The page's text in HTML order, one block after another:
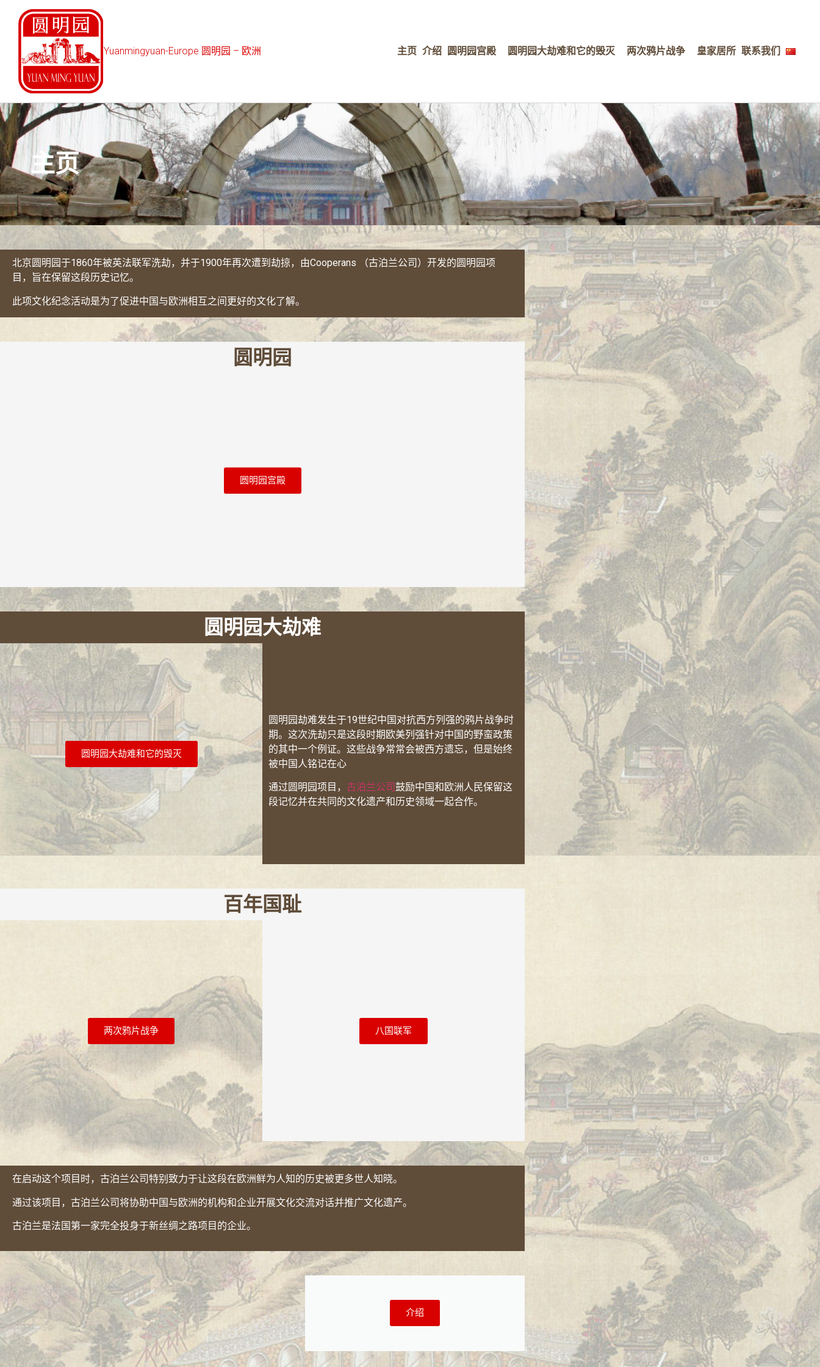
Yuanmingyuan-Europe 圆明园 – 欧洲 主页 介绍 圆明园宫殿 圆明园大劫难和它的毁灭 两次鸦片战争 皇家居所 联系我们
主页
北京圆明园于1860年被英法联军洗劫，并于1900年再次遭到劫掠，由Cooperans （古泊兰公司）开发的圆明园项
目，旨在保留这段历史记忆。
此项文化纪念活动是为了促进中国与欧洲相互之间更好的文化了解。
圆明园
圆明园宫殿
圆明园大劫难
圆明园大劫难和它的毁灭
圆明园劫难发生于19世纪中国对抗西方列强的鸦片战争时
期。这次洗劫只是这段时期欧美列强针对中国的野蛮政策
的其中一个例证。这些战争常常会被西方遗忘，但是始终
被中国人铭记在心
通过圆明园项目， 古泊兰公司 鼓励中国和欧洲人民保留这
段记忆并在共同的文化遗产和历史领域一起合作。
百年国耻
两次鸦片战争 八国联军
在启动这个项目时， 古泊兰公司特别致力于让这段在欧洲鲜为人知的历史被更多世人知晓。
通过该项目， 古泊兰公司将协助中国与欧洲的机构和企业开展文化交流对话并推广文化遗产。
古泊兰是法国第一家完全投身于新丝绸之路项目的企业。
介绍